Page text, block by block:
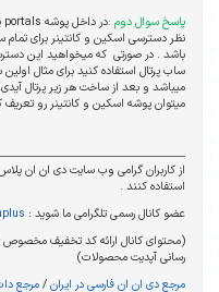
پاسخ سوال دوم :
نظر دسترسی اسکین و کانتینر برای
باشد . در صورتی که میخواهید این
میباشد و بعد از ساخت هر زیر پرتال
میتوان پوشه اسکین و کانتینر رو
از کاربران گرامی وب سایت دی ان ان
استفاده کنند .
عضو کانال رسمی تلگرامی ما شوید :
(محتوای کانال ارائه کد تخفیف مخصوص
رسانی آپدیت محصولات)
مرجع دی ان ان فارسی در ایران/مرجع